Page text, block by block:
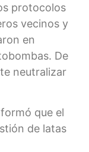
protocolos
vecinos y
en
De
neutralizar
que el
de latas